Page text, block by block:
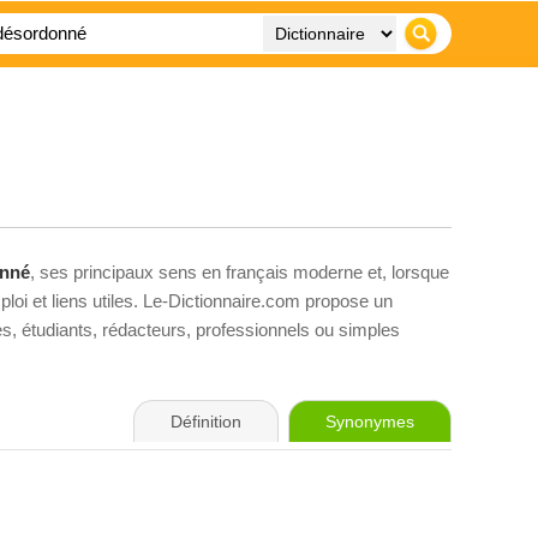
, ses principaux sens en français moderne et, lorsque
et liens utiles. Le-Dictionnaire.com propose un
étudiants, rédacteurs, professionnels ou simples
Définition Synonymes